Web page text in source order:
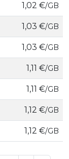
1,02 €/GB
1,03 €/GB
1,03 €/GB
1,11 €/GB
1,11 €/GB
1,12 €/GB
1,12 €/GB